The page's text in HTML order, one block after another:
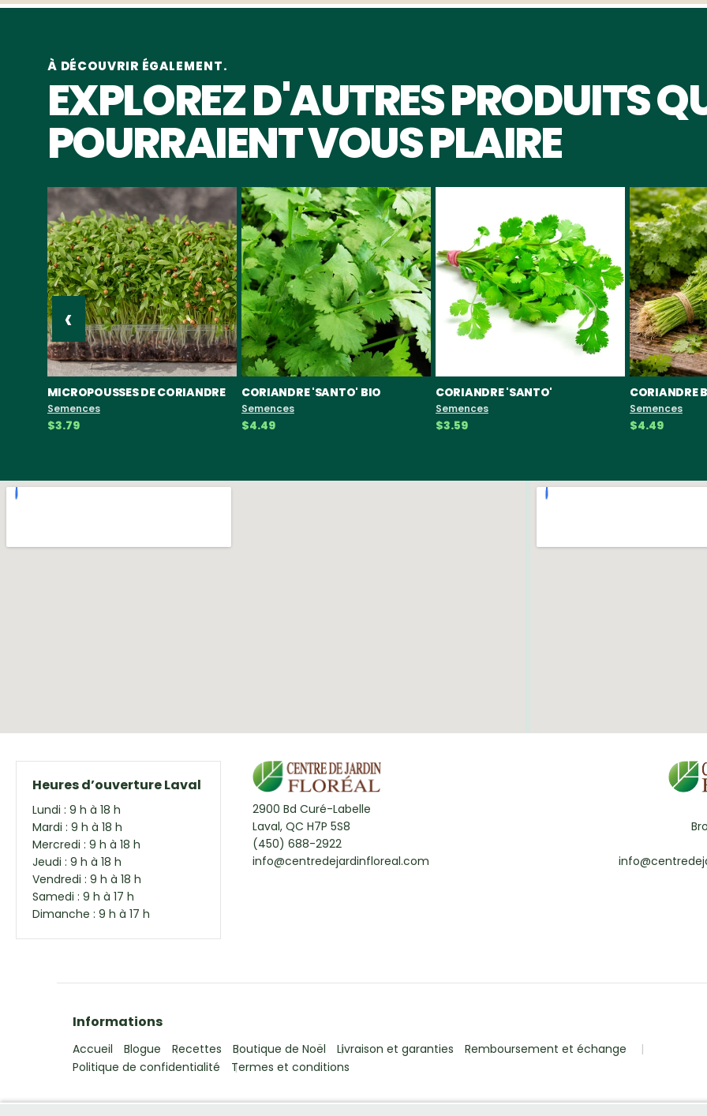
À DÉCOUVRIR ÉGALEMENT.
EXPLOREZ D'AUTRES PRODUITS
POURRAIENT VOUS PLAIRE
‹
MICROPOUSSES DE CORIANDRE
Semences
$3.79
CORIANDRE 'SANTO' BIO
Semences
$4.49
CORIANDRE 'SANTO'
Semences
$3.59
CORIANDRE
Semences
$4.49
Heures d’ouverture Laval
Lundi : 9 h à 18 h
Mardi : 9 h à 18 h
Mercredi : 9 h à 18 h
Jeudi : 9 h à 18 h
Vendredi : 9 h à 18 h
Samedi : 9 h à 17 h
Dimanche : 9 h à 17 h
2900 Bd Curé-Labelle
Laval, QC H7P 5S8
(450) 688-2922
info@centredejardinfloreal.com
Informations
Accueil Blogue Recettes Boutique de Noël Livraison et garanties
Remboursement et échange
Politique de confidentialité
Termes et conditions